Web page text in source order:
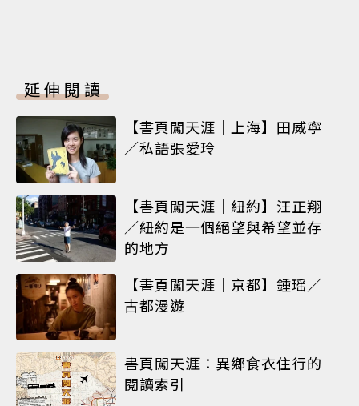
延伸閱讀
【書頁闖天涯｜上海】田威寧
／私語張愛玲
【書頁闖天涯｜紐約】汪正翔
／紐約是一個絕望與希望並存
的地方
【書頁闖天涯｜京都】鍾瑶／
古都漫遊
書頁闖天涯：異鄉食衣住行的
閱讀索引